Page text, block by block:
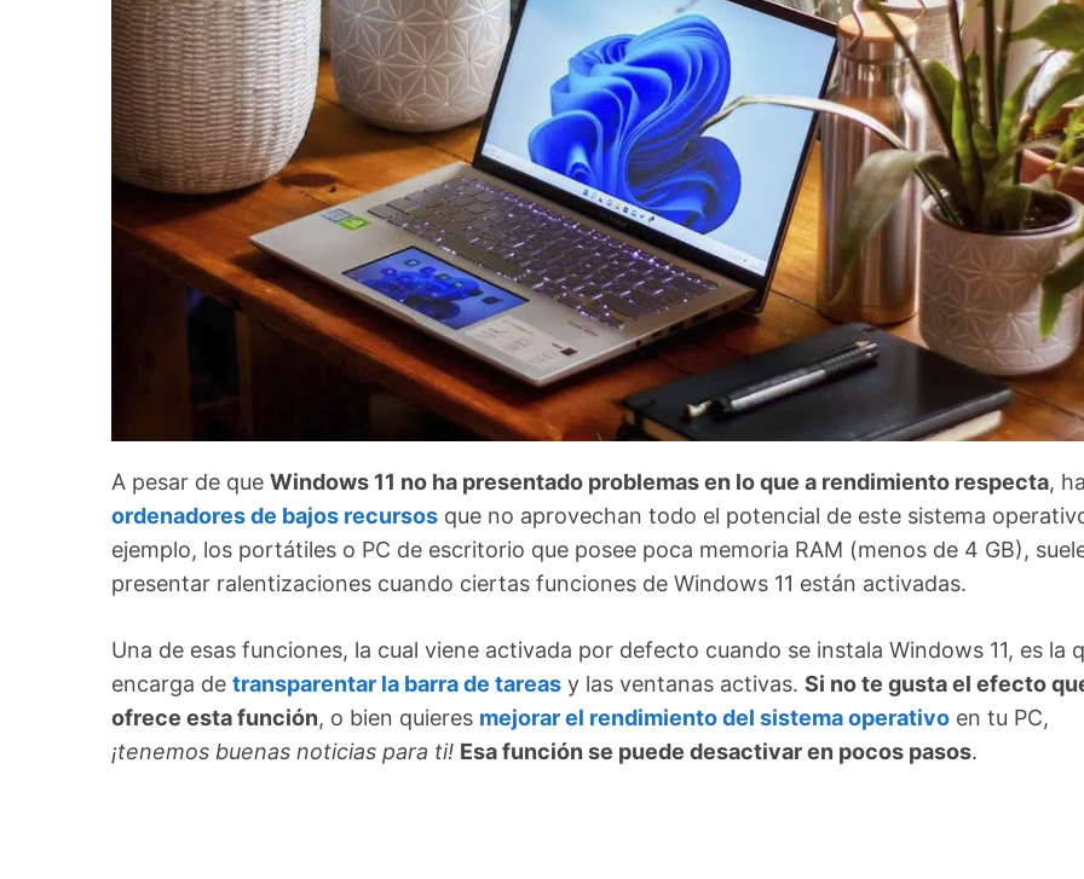
A pesar de que Windows 11 no ha presentado problemas en lo que a rendimiento respecta,
ordenadores de bajos recursos que no aprovechan todo el potencial de este sistema
ejemplo, los portátiles o PC de escritorio que posee poca memoria RAM (menos de 4 GB),
presentar ralentizaciones cuando ciertas funciones de Windows 11 están activadas.
Una de esas funciones, la cual viene activada por defecto cuando se instala Windows 11, es la
encarga de transparentar la barra de tareas y las ventanas activas. Si no te gusta el efecto
ofrece esta función, o bien quieres mejorar el rendimiento del sistema operativo en tu PC,
¡tenemos buenas noticias para ti! Esa función se puede desactivar en pocos pasos.